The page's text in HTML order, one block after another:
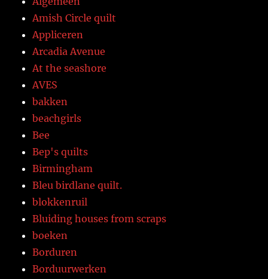
Amish Circle quilt
Appliceren
Arcadia Avenue
At the seashore
AVES
bakken
beachgirls
Bee
Bep's quilts
Birmingham
Bleu birdlane quilt.
blokkenruil
Bluiding houses from scraps
boeken
Borduren
Borduurwerken